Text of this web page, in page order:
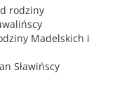
rodziny
Madelskich i
Sławińscy